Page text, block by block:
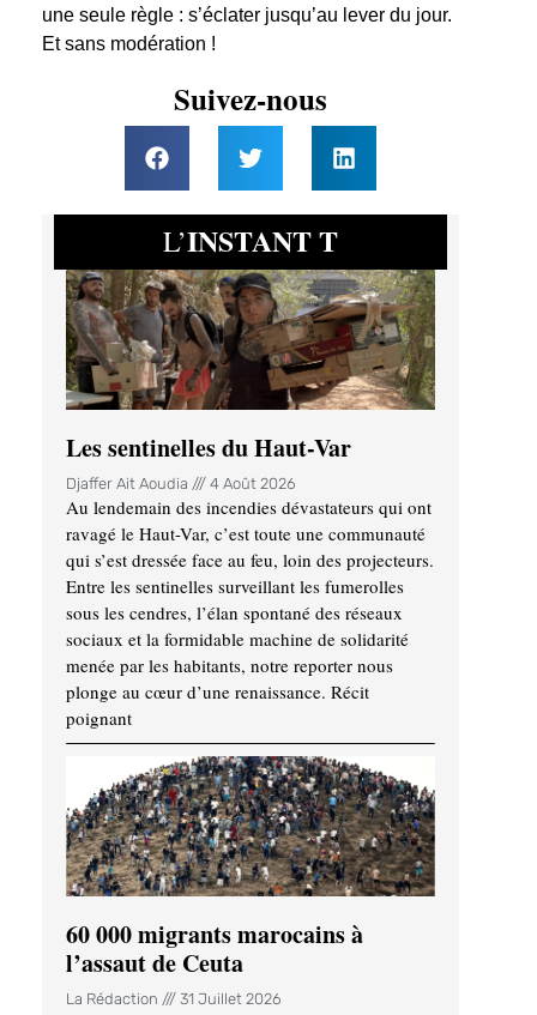
une seule règle : s’éclater jusqu’au lever du jour.
Et sans modération !
Suivez-nous
L’INSTANT T
Les sentinelles du Haut-Var
Djaffer Ait Aoudia 4 Août 2026
Au lendemain des incendies dévastateurs qui ont
ravagé le Haut-Var, c’est toute une communauté
qui s’est dressée face au feu, loin des projecteurs.
Entre les sentinelles surveillant les fumerolles
sous les cendres, l’élan spontané des réseaux
sociaux et la formidable machine de solidarité
menée par les habitants, notre reporter nous
plonge au cœur d’une renaissance. Récit
poignant
60 000 migrants marocains à
l’assaut de Ceuta
La Rédaction 31 Juillet 2026